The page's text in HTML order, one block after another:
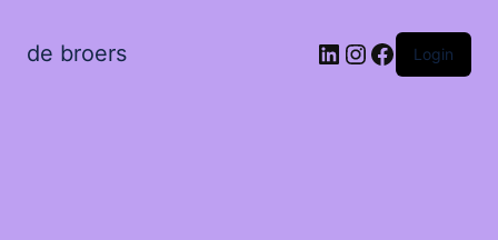
de broers LinkedIn
Instagram
Facebook
Login